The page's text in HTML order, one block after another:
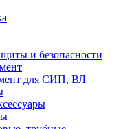
и безопасности
для СИП, ВЛ